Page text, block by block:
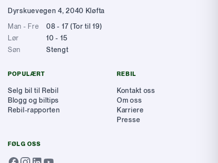
Dyrskuevegen 4,2040 Kløfta
Man - Fre
08 - 17 (Tor til 19)
Lør
10 - 15
Søn
Stengt
POPULÆRT
Selg bil til Rebil
Blogg og biltips
Rebil-rapporten
REBIL
Kontakt oss
Om oss
Karriere
Presse
FØLG OSS